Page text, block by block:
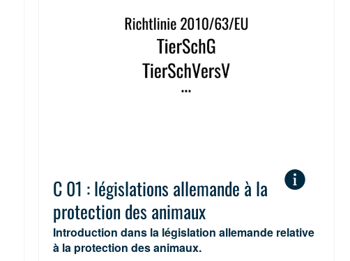
Chouette effraie(1) Gerbille(2)
C 01 : législations allemande à la
protection des animaux
Introduction dans la législation allemande relative
à la protection des animaux.